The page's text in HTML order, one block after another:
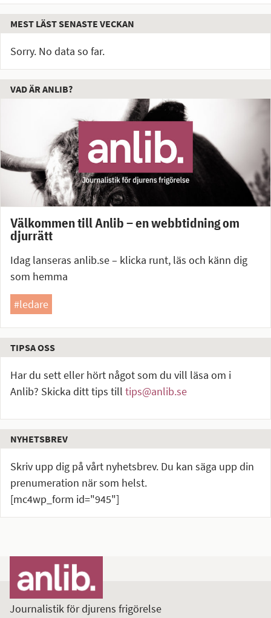
MEST LÄST SENASTE VECKAN
Sorry. No data so far.
VAD ÄR ANLIB?
Välkommen till Anlib – en webbtidning om
djurrätt
Idag lanseras anlib.se – klicka runt, läs och känn dig
som hemma
#ledare
TIPSA OSS
Har du sett eller hört något som du vill läsa om i
Anlib? Skicka ditt tips till tips@anlib.se
NYHETSBREV
Skriv upp dig på vårt nyhetsbrev. Du kan säga upp din
prenumeration när som helst.
[mc4wp_form id="945"]
Journalistik för djurens frigörelse